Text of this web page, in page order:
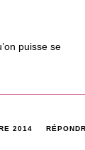
puisse se
2014